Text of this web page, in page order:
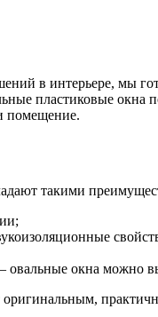
в интерьере, мы
пластиковые
помещение.
такими
овальные окна можно
оригинальным,